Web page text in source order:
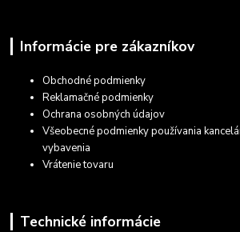
Informácie pre zákazníkov
Obchodné podmienky
Reklamačné podmienky
Ochrana osobných údajov
Všeobecné podmienky používania
vybavenia
Vrátenie tovaru
Technické informácie